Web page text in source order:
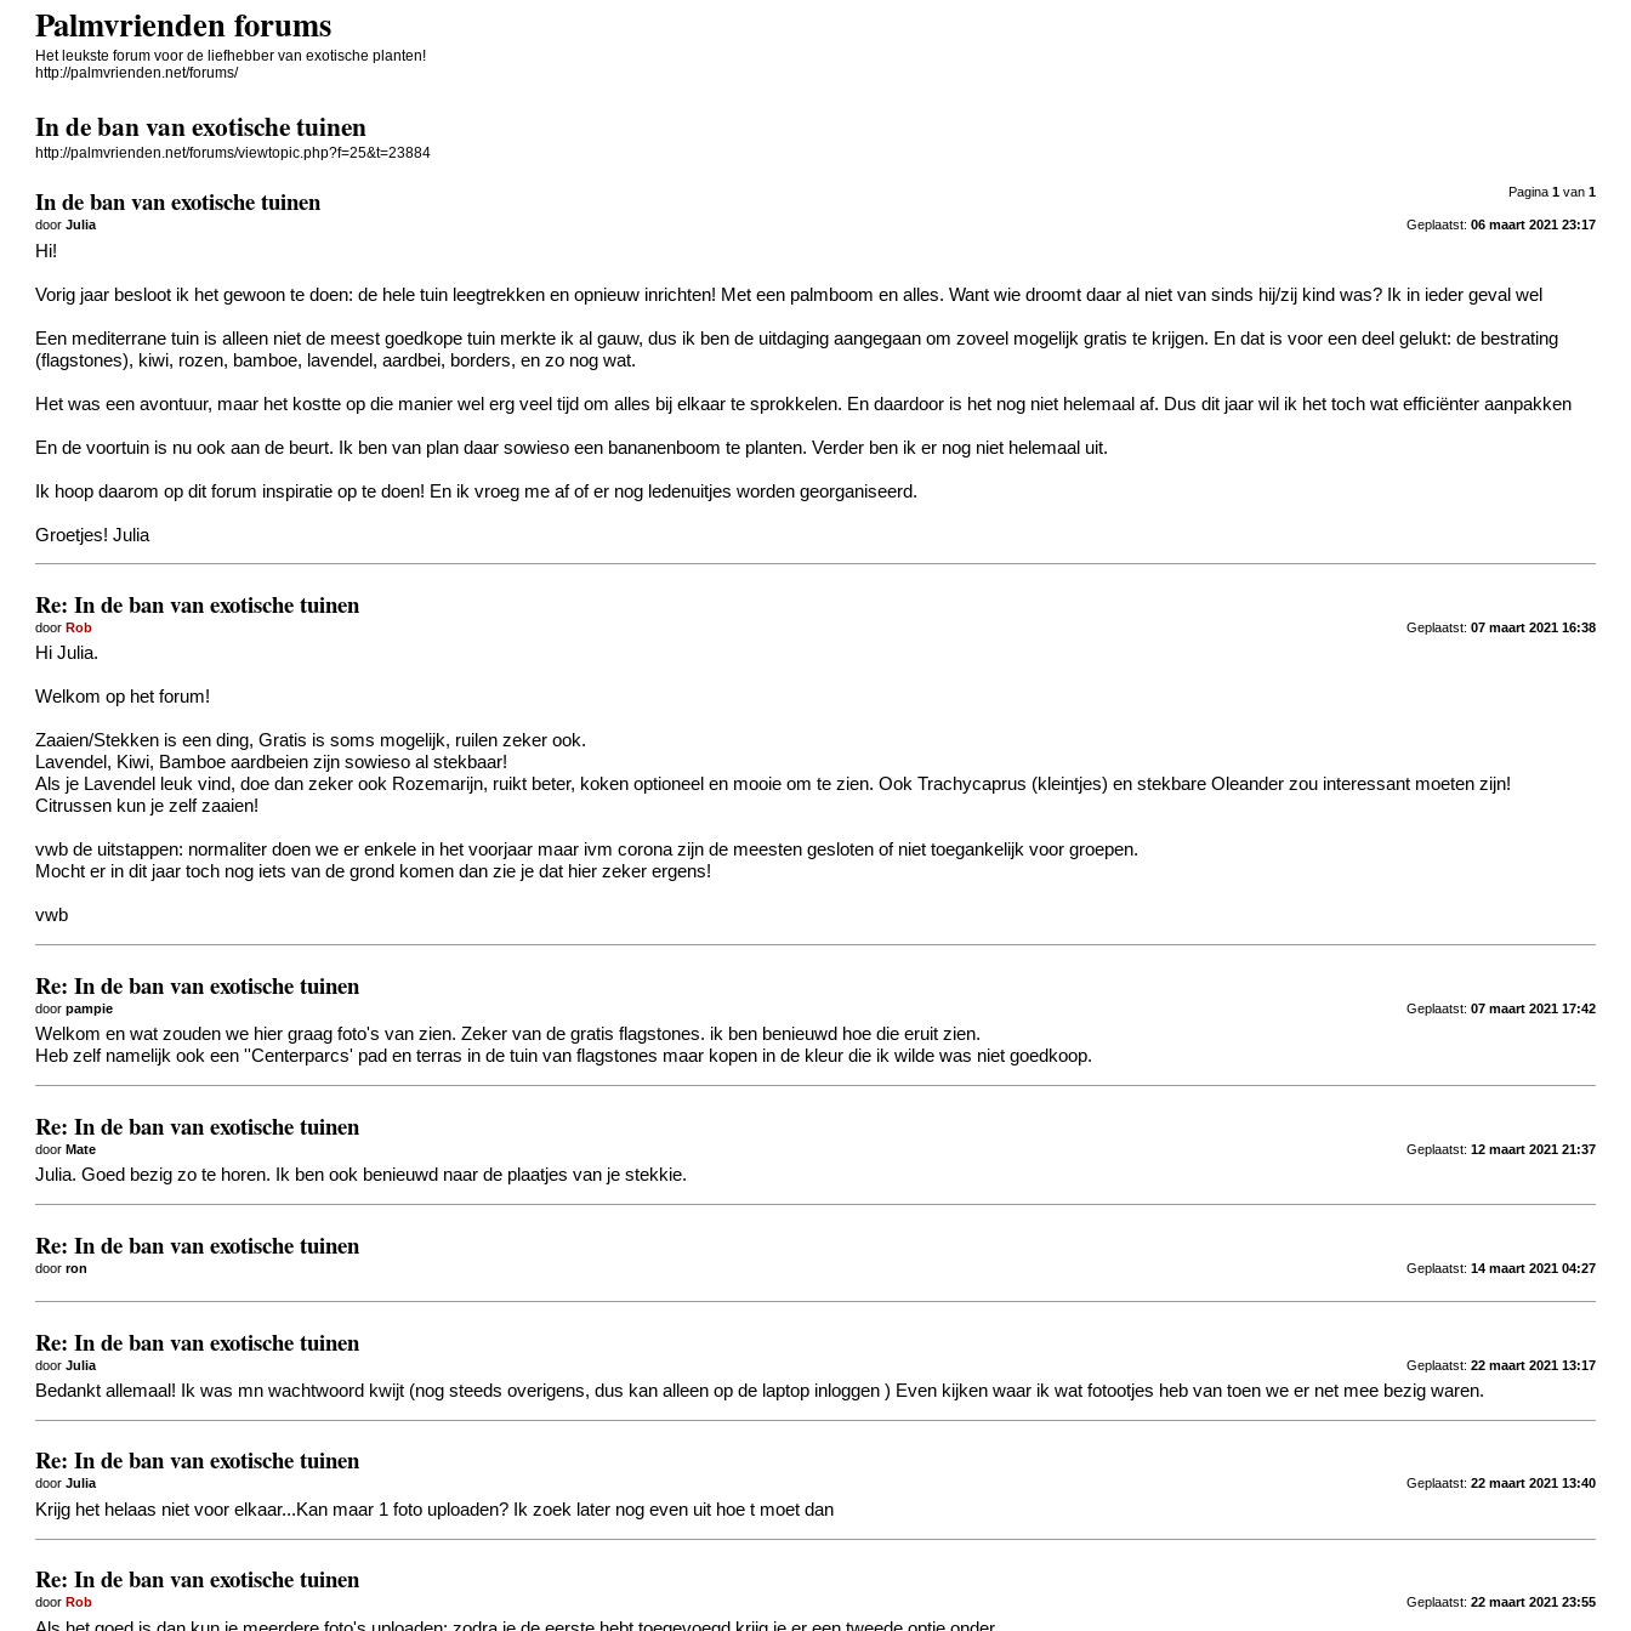
Palmvrienden forums
Het leukste forum voor de liefhebber van exotische planten!
http://palmvrienden.net/forums/
In de ban van exotische tuinen
http://palmvrienden.net/forums/viewtopic.php?f=25&t=23884
Pagina 1van 1
In de ban van exotische tuinen
Geplaatst: 06 maart 2021 23:17
doorJulia
Hi!
Vorig jaar besloot ik het gewoon te doen: de hele tuin leegtrekken en opnieuw inrichten! Met een palmboom en alles. Want wie droomt daar al niet van sinds hij/zij kind was? Ik in ieder geval wel
Een mediterrane tuin is alleen niet de meest goedkope tuin merkte ik al gauw, dus ik ben de uitdaging aangegaan om zoveel mogelijk gratis te krijgen. En dat is voor een deel gelukt: de bestrating
(flagstones), kiwi, rozen, bamboe, lavendel, aardbei, borders, en zo nog wat.
Het was een avontuur, maar het kostte op die manier wel erg veel tijd om alles bij elkaar te sprokkelen. En daardoor is het nog niet helemaal af. Dus dit jaar wil ik het toch wat efficiënter aanpakken
En de voortuin is nu ook aan de beurt. Ik ben van plan daar sowieso een bananenboom te planten. Verder ben ik er nog niet helemaal uit.
Ik hoop daarom op dit forum inspiratie op te doen! En ik vroeg me af of er nog ledenuitjes worden georganiseerd.
Groetjes! Julia
Re: In de ban van exotische tuinen
Geplaatst: 07 maart 2021 16:38
doorRob
Hi Julia.
Welkom op het forum!
Zaaien/Stekken is een ding, Gratis is soms mogelijk, ruilen zeker ook.
Lavendel, Kiwi, Bamboe aardbeien zijn sowieso al stekbaar!
Als je Lavendel leuk vind, doe dan zeker ook Rozemarijn, ruikt beter, koken optioneel en mooie om te zien. Ook Trachycaprus (kleintjes) en stekbare Oleander zou interessant moeten zijn!
Citrussen kun je zelf zaaien!
vwb de uitstappen: normaliter doen we er enkele in het voorjaar maar ivm corona zijn de meesten gesloten of niet toegankelijk voor groepen.
Mocht er in dit jaar toch nog iets van de grond komen dan zie je dat hier zeker ergens!
vwb
Re: In de ban van exotische tuinen
Geplaatst: 07 maart 2021 17:42
doorpampie
Welkom en wat zouden we hier graag foto's van zien. Zeker van de gratis flagstones. ik ben benieuwd hoe die eruit zien.
Heb zelf namelijk ook een ''Centerparcs' pad en terras in de tuin van flagstones maar kopen in de kleur die ik wilde was niet goedkoop.
Re: In de ban van exotische tuinen
Geplaatst: 12 maart 2021 21:37
doorMate
Julia. Goed bezig zo te horen. Ik ben ook benieuwd naar de plaatjes van je stekkie.
Re: In de ban van exotische tuinen
Geplaatst: 14 maart 2021 04:27
doorron
Re: In de ban van exotische tuinen
Geplaatst: 22 maart 2021 13:17
doorJulia
Bedankt allemaal! Ik was mn wachtwoord kwijt (nog steeds overigens, dus kan alleen op de laptop inloggen) Even kijken waar ik wat fotootjes heb van toen we er net mee bezig waren.
Re: In de ban van exotische tuinen
Geplaatst: 22 maart 2021 13:40
doorJulia
Krijg het helaas niet voor elkaar...Kan maar 1 foto uploaden? Ik zoek later nog even uit hoe t moet dan
Re: In de ban van exotische tuinen
Geplaatst: 22 maart 2021 23:55
door Rob